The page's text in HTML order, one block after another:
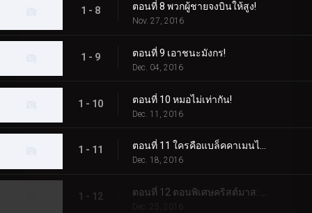
1 - 8 ตอนที่ 8 พวกผู้ชายจงบินให้สูง!
Nov. 27, 2016
1 - 9 ตอนที่ 9 เอาชนะมังกร!
Dec. 04, 2016
1 - 10 ตอนที่ 10 หมอไม่เท่ากัน!
Dec. 11, 2016
1 - 11 ตอนที่ 11 ใครคือแบล็คคาเมนไรเดอร์?
Dec. 18, 2016
1 - 12
Dec. 25, 2016